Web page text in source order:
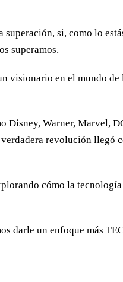
si, como lo
superamos.
visionario en el mundo
Disney, Warner,
revolución
cómo la
darle un enfoque más